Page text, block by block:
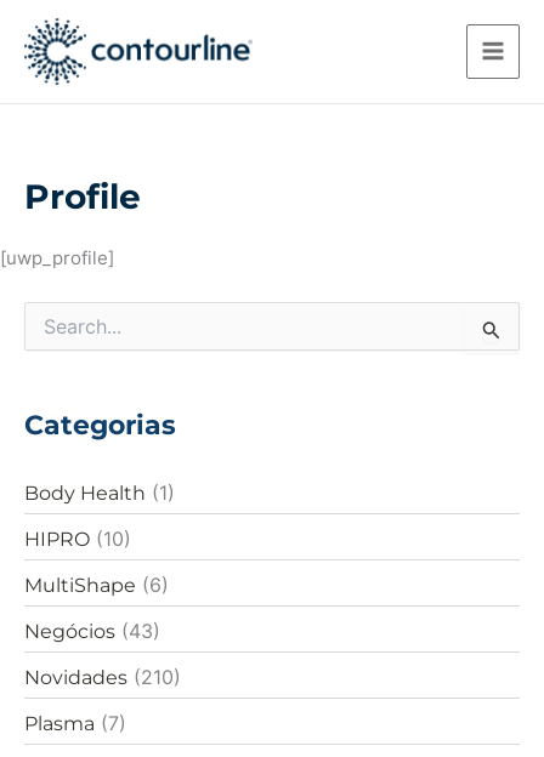
para
conteúdo
Profile
[uwp_profile]
e
u
a
r
p
r
Categorias
Body Health (1)
HIPRO (10)
MultiShape (6)
Negócios (43)
Novidades (210)
Plasma (7)